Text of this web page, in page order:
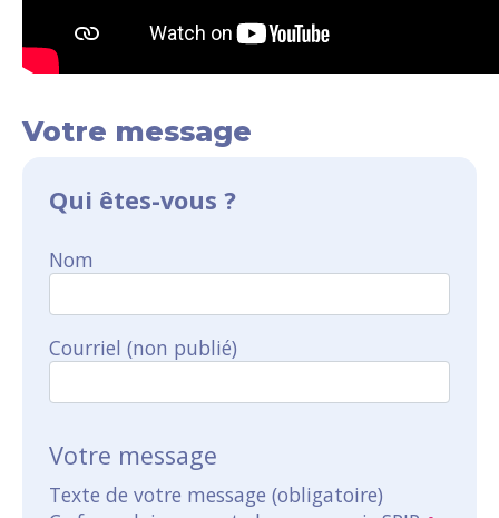
Votre message
Qui êtes-vous ?
Nom
Courriel (non publié)
Votre message
Texte de votre message (obligatoire)